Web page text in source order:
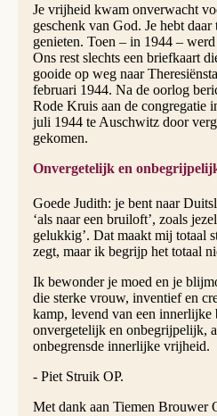
Je vrijheid kwam onverwacht
geschenk van God. Je hebt
genieten. Toen – in 1944 –
Ons rest slechts een briefkaart
gooide op weg naar
februari 1944. Na de oorlog
Rode Kruis aan de congregatie
juli 1944 te Auschwitz door
gekomen.
Onvergetelijk en
Goede Judith: je bent naar
‘als naar een bruiloft’, zoals
gelukkig’. Dat maakt mij totaal
zegt, maar ik begrijp het totaal
Ik bewonder je moed en je
die sterke vrouw, inventief en
kamp, levend van een
onvergetelijk en onbegrijpelijk,
onbegrensde innerlijke vrijheid.
- Piet Struik OP.
Met dank aan Tiemen Brouwer